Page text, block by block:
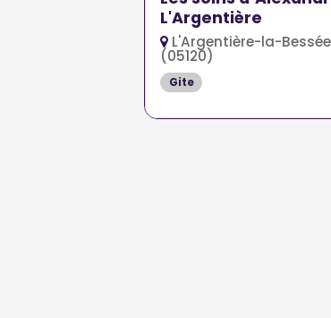
L'Argentière
L'Argentière-la-Bessée
(05120)
Gite